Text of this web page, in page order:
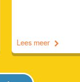
Lees meer